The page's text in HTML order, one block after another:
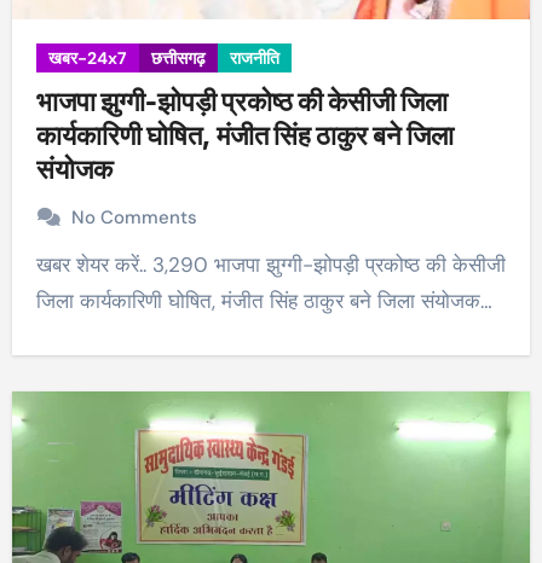
खबर-24x7 छत्तीसगढ़ राजनीति
भाजपा झुग्गी-झोपड़ी प्रकोष्ठ की केसीजी जिला
कार्यकारिणी घोषित, मंजीत सिंह ठाकुर बने जिला
संयोजक
No Comments
खबर शेयर करें.. 3,290 भाजपा झुग्गी-झोपड़ी प्रकोष्ठ की केसीजी
जिला कार्यकारिणी घोषित, मंजीत सिंह ठाकुर बने जिला संयोजक…